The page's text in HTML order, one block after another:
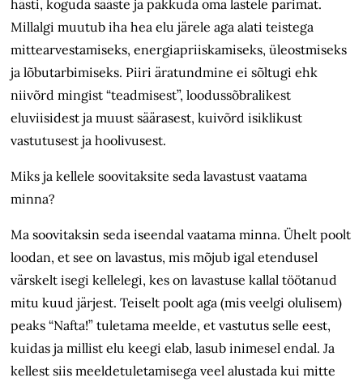
hästi, koguda sääste ja pakkuda oma lastele parimat.
Millalgi muutub iha hea elu järele aga alati teistega
mittearvestamiseks, energiapriiskamiseks, üleostmiseks
ja lõbutarbimiseks. Piiri äratundmine ei sõltugi ehk
niivõrd mingist “teadmisest”, loodussõbralikest
eluviisidest ja muust säärasest, kuivõrd isiklikust
vastutusest ja hoolivusest.
Miks ja kellele soovitaksite seda lavastust vaatama
minna?
Ma soovitaksin seda iseendal vaatama minna. Ühelt poolt
loodan, et see on lavastus, mis mõjub igal etendusel
värskelt isegi kellelegi, kes on lavastuse kallal töötanud
mitu kuud järjest. Teiselt poolt aga (mis veelgi olulisem)
peaks “Nafta!” tuletama meelde, et vastutus selle eest,
kuidas ja millist elu keegi elab, lasub inimesel endal. Ja
kellest siis meeldetuletamisega veel alustada kui mitte